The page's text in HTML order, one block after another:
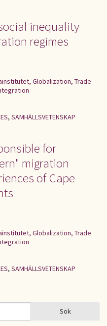
inequality
regimes
Globalization, Trade
, SAMHÄLLSVETENSKAP
for
migration
of Cape
Globalization, Trade
, SAMHÄLLSVETENSKAP
Sök